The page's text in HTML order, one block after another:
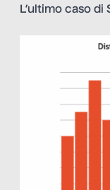
L’ultimo caso